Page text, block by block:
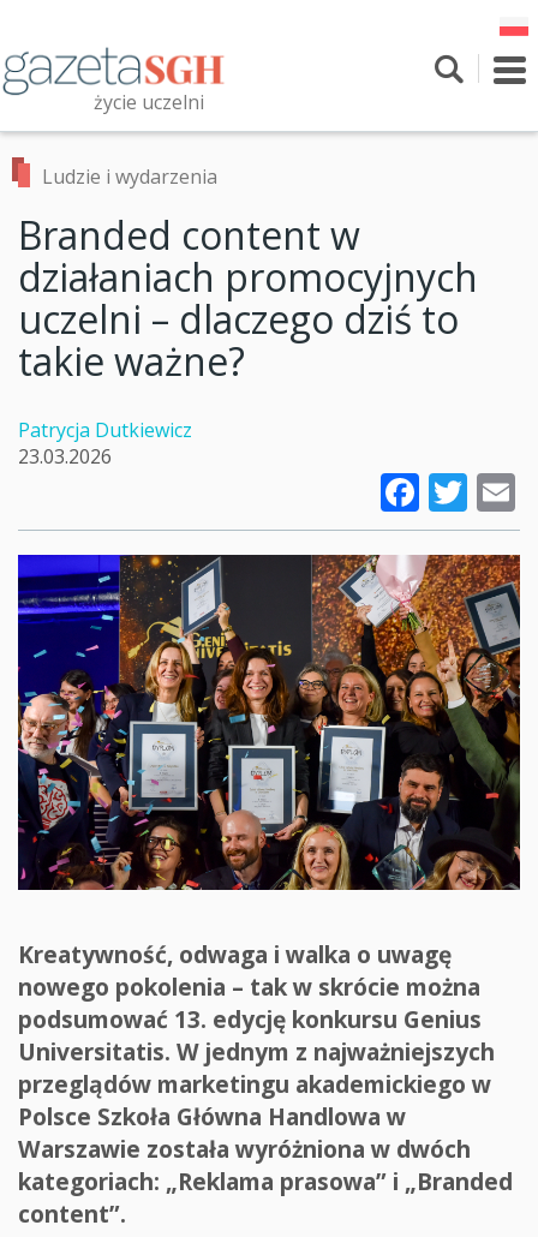
treści
życie uczelni
Przeszukaj witrynę
Ludzie i wydarzenia
Branded content w
działaniach promocyjnych
uczelni – dlaczego dziś to
takie ważne?
Patrycja Dutkiewicz
23.03.2026
Kreatywność, odwaga i walka o uwagę
nowego pokolenia – tak w skrócie można
podsumować 13. edycję konkursu Genius
Universitatis. W jednym z najważniejszych
przeglądów marketingu akademickiego w
Polsce Szkoła Główna Handlowa w
Warszawie została wyróżniona w dwóch
kategoriach: „Reklama prasowa” i „Branded
content”.